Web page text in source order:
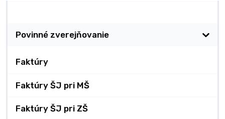
Povinné zverejňovanie
Faktúry
Faktúry ŠJ pri MŠ
Faktúry ŠJ pri ZŠ